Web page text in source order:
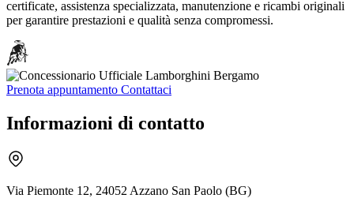
certificate, assistenza specializzata, manutenzione e ricambi originali
per garantire prestazioni e qualità senza compromessi.
Prenota appuntamento Contattaci
Informazioni di contatto
Via Piemonte 12, 24052 Azzano San Paolo (BG)